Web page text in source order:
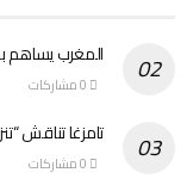
المغرب يساهم
تامزغا تناقش